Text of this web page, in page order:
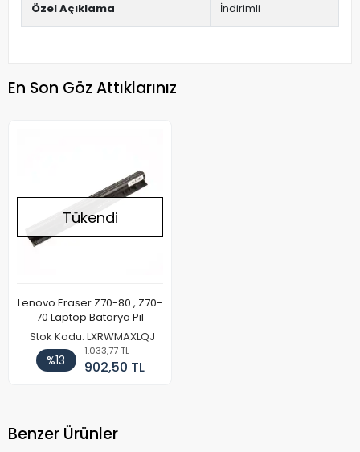
Özel Açıklama İndirimli
En Son Göz Attıklarınız
Tükendi
Lenovo Eraser Z70-80 , Z70-
70 Laptop Batarya Pil
Stok Kodu: LXRWMAXLQJ
%13
1.033,77 TL
902,50 TL
Benzer Ürünler